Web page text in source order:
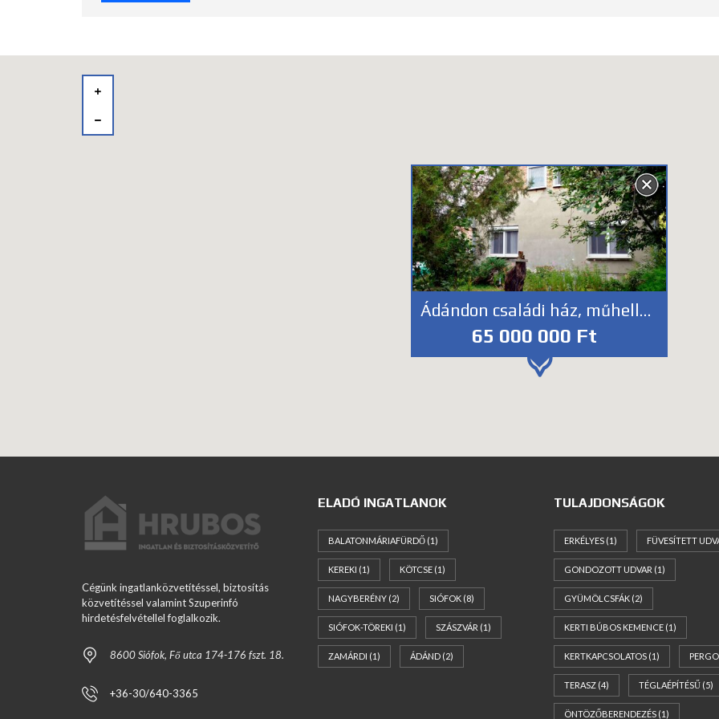
Ádándon családi ház, műhellyel eladó
65 000 000 Ft
Cégünk ingatlanközvetítéssel, biztosítás
közvetítéssel valamint Szuperinfó
hirdetésfelvétellel foglalkozik.
8600 Siófok, Fő utca 174-176 fszt. 18.
+36-30/640-3365
ELADÓ INGATLANOK
BALATONMÁRIAFÜRDŐ (1)
KEREKI (1) KÖTCSE (1)
NAGYBERÉNY (2) SIÓFOK (8)
SIÓFOK-TÖREKI (1) SZÁSZVÁR (1)
ZAMÁRDI (1) ÁDÁND (2)
TULAJDONSÁGOK
ERKÉLYES (1) FÜVESÍTETT
GONDOZOTT UDVAR (1)
GYÜMÖLCSFÁK (2)
KERTI BÚBOS KEMENCE (1)
KERTKAPCSOLATOS (1)
TERASZ (4) TÉGLAÉPÍTÉSŰ (5)
ÖNTÖZŐBERENDEZÉS (1)